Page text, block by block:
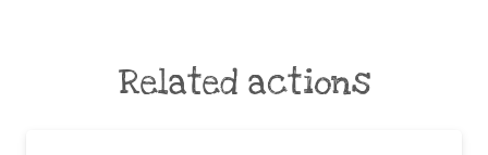
Related actions